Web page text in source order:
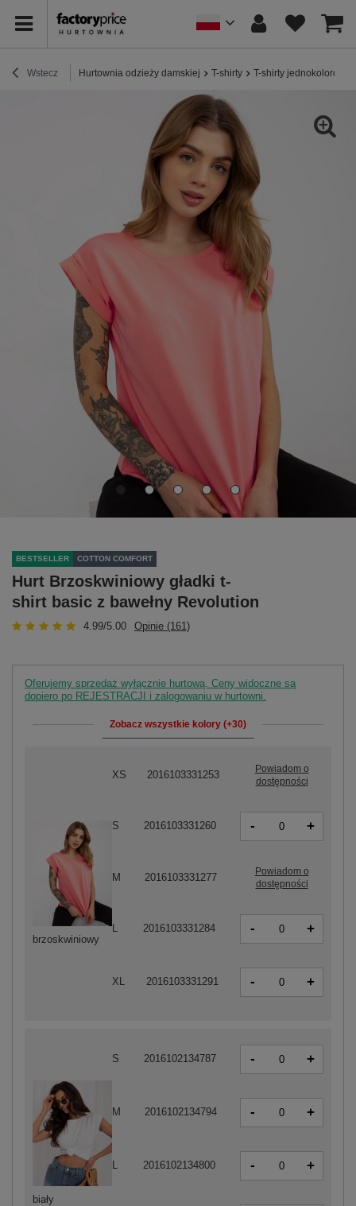
Wstecz Hurtownia odzieży damskiej T-shirty T-shirty jednokolorowe
BESTSELLER COTTON COMFORT
Hurt Brzoskwiniowy gładki t-
shirt basic z bawełny Revolution
4.99/5.00 Opinie (161)
Oferujemy sprzedaż wyłącznie hurtową. Ceny widoczne są
dopiero po REJESTRACJI i zalogowaniu w hurtowni.
Zobacz wszystkie kolory (+30)
biały
S 2016102134787 - +
M 2016102134794 - +
L 2016102134800 - +
brzoskwiniowy
XS 2016103331253
Powiadom o
dostępności
S 2016103331260 - +
M 2016103331277
Powiadom o
dostępności
L 2016103331284 - +
XL 2016103331291 - +